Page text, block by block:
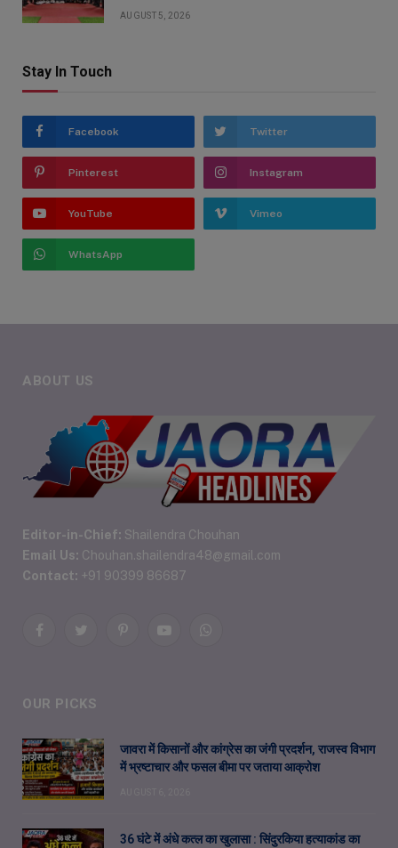
AUGUST 5, 2026
Stay In Touch
Facebook Twitter
Pinterest Instagram
YouTube Vimeo
WhatsApp
ABOUT US
Editor-in-Chief: Shailendra Chouhan
Email Us: Chouhan.shailendra48@gmail.com
Contact: +91 90399 86687
FacebookTwitterPinterestYouTubeWhatsApp
OUR PICKS
जावरा में किसानों और कांग्रेस का जंगी प्रदर्शन, राजस्व विभाग
में भ्रष्टाचार और फसल बीमा पर जताया आक्रोश
36 घंटे में अंधे कत्ल का खुलासा : सिंदुरकिया हत्याकांड का